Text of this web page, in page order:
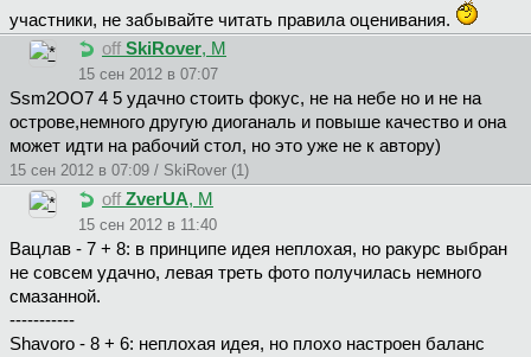
участники, не забывайте читать правила оценивания.
off SkiRover, М
15 сен 2012 в 07:07
Ssm2OO7 4 5 удачно стоить фокус, не на небе но и не на
острове,немного другую диоганаль и повыше качество и она
может идти на рабочий стол, но это уже не к автору)
15 сен 2012 в 07:09 / SkiRover (1)
off ZverUA, М
15 сен 2012 в 11:40
Вацлав - 7 + 8: в принципе идея неплохая, но ракурс выбран
не совсем удачно, левая треть фото получилась немного
смазанной.
-----------
Shavoro - 8 + 6: неплохая идея, но плохо настроен баланс